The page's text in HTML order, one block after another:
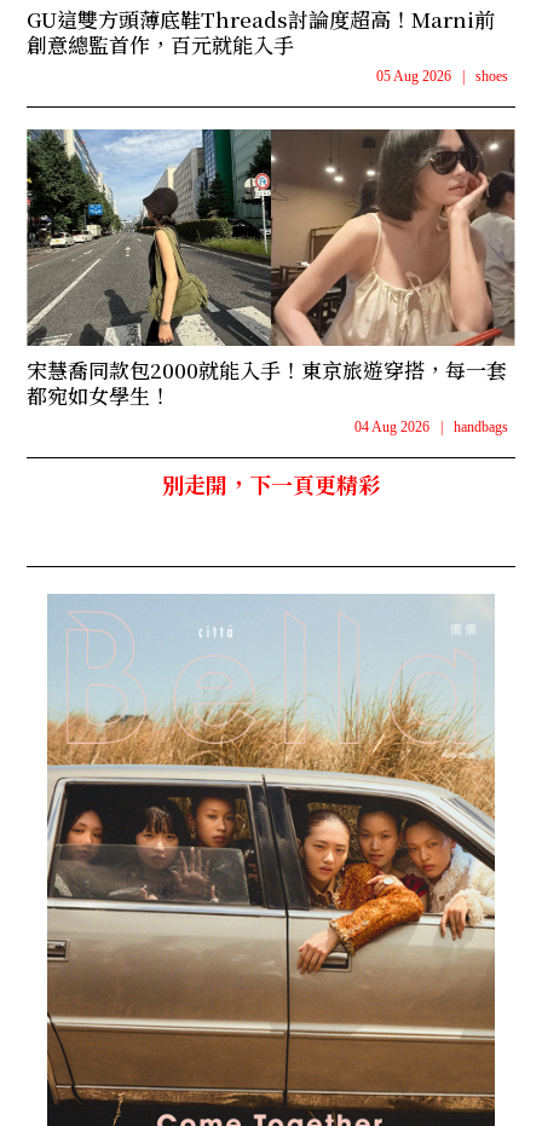
GU這雙方頭薄底鞋Threads討論度超高！Marni前
創意總監首作，百元就能入手
05 Aug 2026 shoes
宋慧喬同款包2000就能入手！東京旅遊穿搭，每一套
都宛如女學生！
04 Aug 2026 handbags
別走開，下一頁更精彩